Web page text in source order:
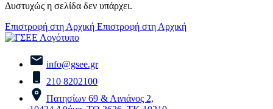
Δυστυχώς η σελίδα δεν υπάρχει.
Επιστροφή στη Αρχική Επιστροφή στη Αρχική
info@gsee.gr
210 8202100
Πατησίων 69 & Αινιάνος 2,